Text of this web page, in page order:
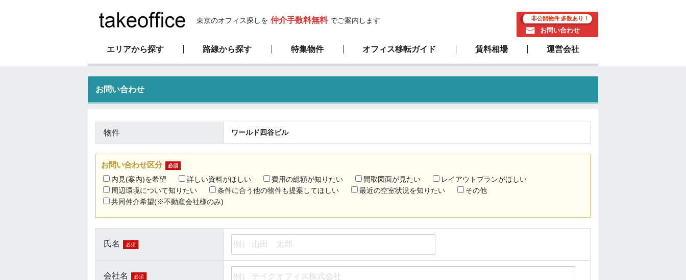
東京のオフィス探しを 仲介手数料無料 でご案内します 非公開物件 多数あり！
お問い合わせ
エリアから探す 路線から探す 特集物件
新耐震基準物件 高層ビル物件 新築物件 駅近物件
オフィス移転ガイド
オフィス移転マニュアル サービスの流れ
賃料相場 運営会社
会社概要
弊社の特徴
お問い合わせ
物件 ワールド四谷ビル
お問い合わせ区分 必須
内見(案内)を希望 詳しい資料がほしい 費用の総額が知りたい 間取図面が見たい
レイアウトプランがほしい
周辺環境について知りたい
条件に合う他の物件も提案してほしい 最近の空室状況を知りたい
その他
共同仲介希望(※不動産会社様のみ)
氏名 必須
会社名 必須